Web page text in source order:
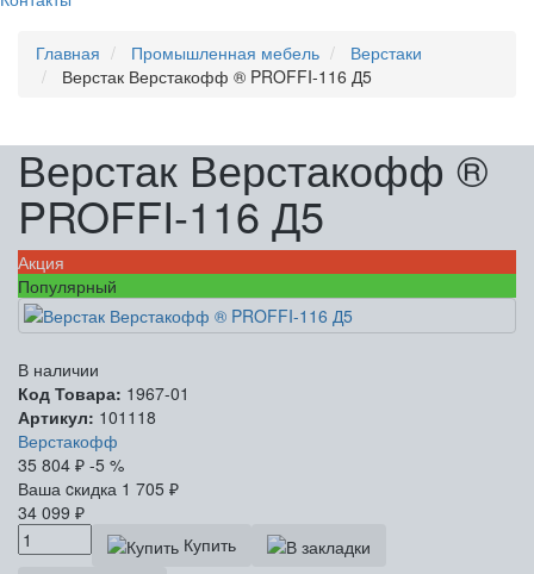
Главная Промышленная мебель
Верстаки
Верстак Верстакофф ® PROFFI-116 Д5
Верстак Верстакофф ®
PROFFI-116 Д5
Акция
Популярный
В наличии
Код Товара: 1967-01
Артикул: 101118
Верстакофф
35 804 ₽ -5 %
Ваша cкидка 1 705 ₽
34 099 ₽
Купить